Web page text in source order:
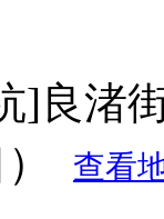
]良渚
查看